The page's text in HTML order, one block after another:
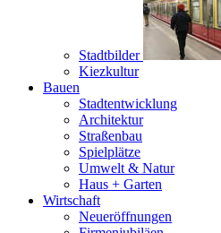
Stadtbilder
Kiezkultur
Bauen
Stadtentwicklung
Architektur
Straßenbau
Spielplätze
Umwelt & Natur
Haus + Garten
Wirtschaft
Neueröffnungen